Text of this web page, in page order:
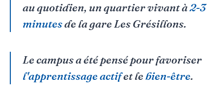
au quotidien, un quartier vivant à2-3
minutesde la gare Les Grésillons.
Le campus a été pensé pour favoriser
l'apprentissage actifet lebien-être.